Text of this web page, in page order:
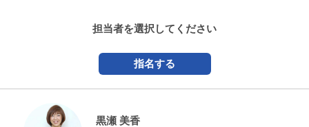
担当者を選択してください
指名する
黒瀬 美香